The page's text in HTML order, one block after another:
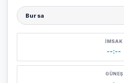
Şehir seçin
İMSAK
--:--
GÜNEŞ